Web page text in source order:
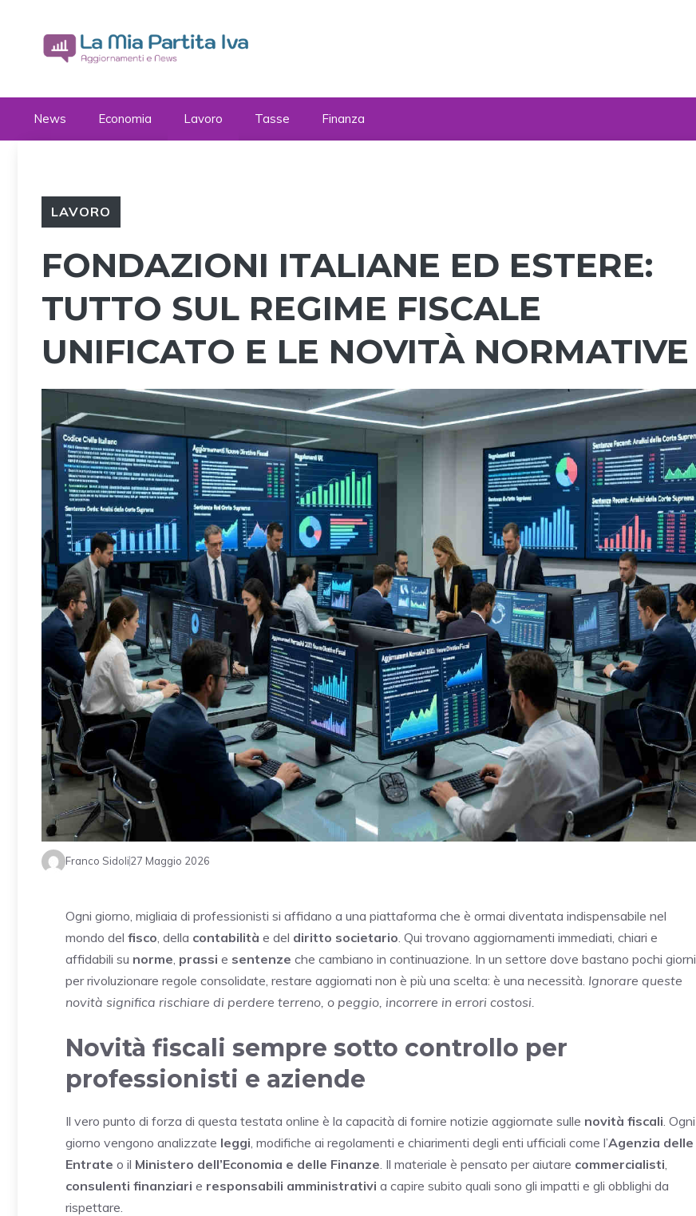
contenuto
News Economia Lavoro Tasse Finanza
LAVORO
FONDAZIONI ITALIANE ED ESTERE:
TUTTO SUL REGIME FISCALE
UNIFICATO E LE NOVITÀ NORMATIVE
Franco Sidoli27 Maggio 2026
Ogni giorno, migliaia di professionisti si affidano a una piattaforma che è ormai diventata indispensabile nel
mondo del fisco , della contabilità e del diritto societario . Qui trovano aggiornamenti immediati, chiari e
affidabili su norme prassi e sentenze che cambiano in continuazione. In un settore dove bastano pochi giorni
per rivoluzionare regole consolidate, restare aggiornati non è più una scelta: è una necessità. Ignorare queste
novità significa rischiare di perdere terreno, o peggio, incorrere in errori costosi.
Novità fiscali sempre sotto controllo per
professionisti e aziende
Il vero punto di forza di questa testata online è la capacità di fornire notizie aggiornate sulle novità fiscali . Ogni
giorno vengono analizzate leggi , modifiche ai regolamenti e chiarimenti degli enti ufficiali come l’Agenzia delle
Entrate o il Ministero dell’Economia e delle Finanze . Il materiale è pensato per aiutare commercialisti
consulenti finanziari e responsabili amministrativi a capire subito quali sono gli impatti e gli obblighi da
rispettare.